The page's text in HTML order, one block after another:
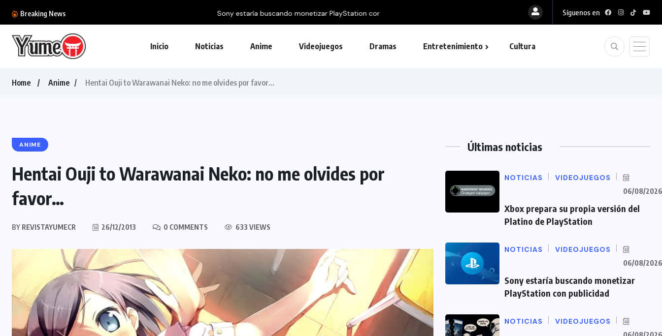
Breaking News Sony estaría buscando monetizar PlayStation con publicidad Síguenos en
Inicio Noticias Anime Videojuegos Dramas Entretenimiento Cultura
Home Anime Hentai Ouji to Warawanai Neko: no me olvides por favor…
ANIME
Hentai Ouji to Warawanai Neko: no me olvides por
favor…
BY REVISTAYUMECR 26/12/2013 0 COMMENTS 633 VIEWS
Últimas noticias
NOTICIAS VIDEOJUEGOS
06/08/2026
Xbox prepara su propia versión del
Platino de PlayStation
NOTICIAS VIDEOJUEGOS
06/08/2026
Sony estaría buscando monetizar
PlayStation con publicidad
NOTICIAS VIDEOJUEGOS